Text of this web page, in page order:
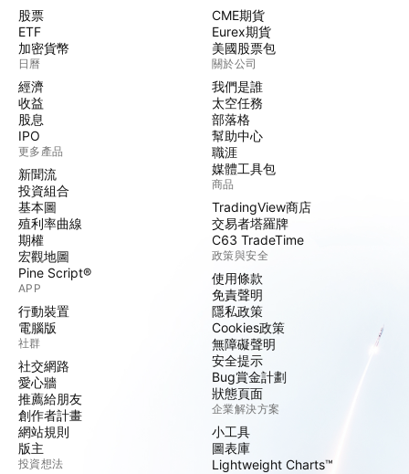
股票
ETF
加密貨幣
日曆
經濟
收益
股息
IPO
更多產品
新聞流
投資組合
基本圖
殖利率曲線
期權
宏觀地圖
Pine Script®
APP
行動裝置
電腦版
社群
社交網路
愛心牆
推薦給朋友
創作者計畫
網站規則
版主
投資想法
CME期貨
Eurex期貨
美國股票包
關於公司
我們是誰
太空任務
部落格
幫助中心
職涯
媒體工具包
商品
TradingView商店
交易者塔羅牌
C63 TradeTime
政策與安全
使用條款
免責聲明
隱私政策
Cookies政策
無障礙聲明
安全提示
Bug賞金計劃
狀態頁面
企業解決方案
小工具
圖表庫
Lightweight Charts™